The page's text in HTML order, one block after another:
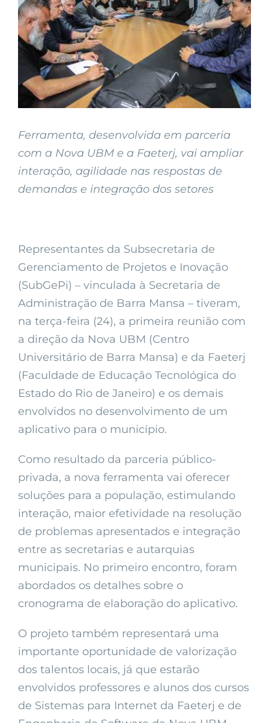
Ferramenta, desenvolvida em parceria
com a Nova UBM e a Faeterj, vai ampliar
interação, agilidade nas respostas de
demandas e integração dos setores
Representantes da Subsecretaria de
Gerenciamento de Projetos e Inovação
(SubGePi) – vinculada à Secretaria de
Administração de Barra Mansa – tiveram,
na terça-feira (24), a primeira reunião com
a direção da Nova UBM (Centro
Universitário de Barra Mansa) e da Faeterj
(Faculdade de Educação Tecnológica do
Estado do Rio de Janeiro) e os demais
envolvidos no desenvolvimento de um
aplicativo para o município.
Como resultado da parceria público-
privada, a nova ferramenta vai oferecer
soluções para a população, estimulando
interação, maior efetividade na resolução
de problemas apresentados e integração
entre as secretarias e autarquias
municipais. No primeiro encontro, foram
abordados os detalhes sobre o
cronograma de elaboração do aplicativo.
O projeto também representará uma
importante oportunidade de valorização
dos talentos locais, já que estarão
envolvidos professores e alunos dos cursos
de Sistemas para Internet da Faeterj e de